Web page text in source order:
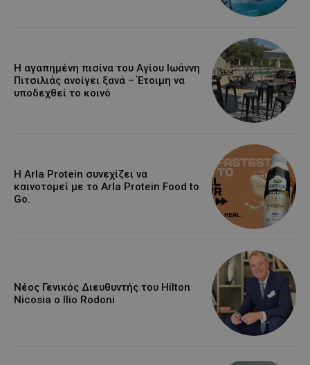
Η αγαπημένη πισίνα του Αγίου Ιωάννη
Πιτσιλιάς ανοίγει ξανά – Έτοιμη να
υποδεχθεί το κοινό
Η Arla Protein συνεχίζει να
καινοτομεί με το Arla Protein Food to
Go.
Νέος Γενικός Διευθυντής του Hilton
Nicosia ο Ilio Rodoni